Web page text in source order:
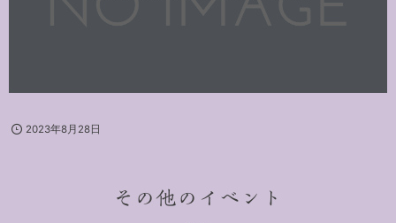
2023年8月28日
その他のイベント